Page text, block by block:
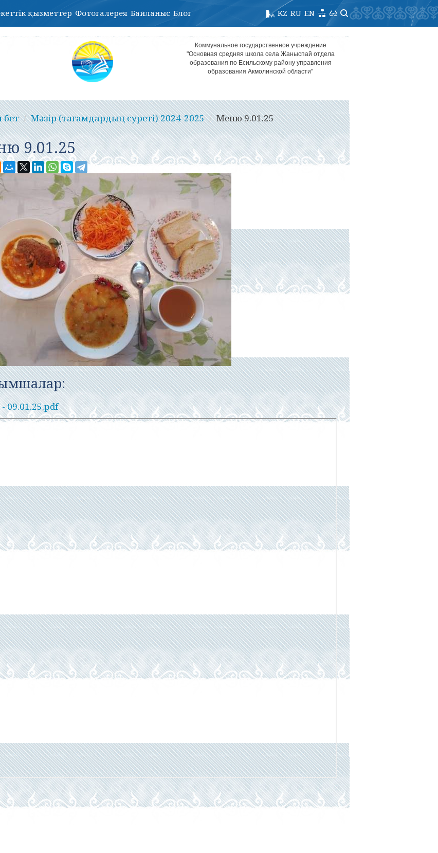
қызметтер Фотогалерея Байланыс Блог EN
RU
KZ
Коммунальное государственное учреждение
"Основная средняя школа села Жаныспай отдела
образования по Есильскому району управления
образования Акмолинской области"
бет Мәзір (тағамдардың суреті) 2024-2025 Меню 9.01.25
9.01.25
- 09.01.25.pdf